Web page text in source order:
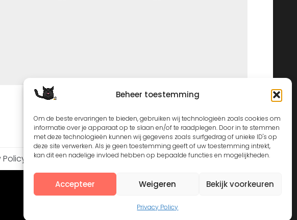
Beheer toestemming
Om de beste ervaringen te bieden, gebruiken wij technologieën zoals cookies om
informatie over je apparaat op te slaan en/of te raadplegen. Door in te stemmen
met deze technologieën kunnen wij gegevens zoals surfgedrag of unieke ID's op
deze site verwerken. Als je geen toestemming geeft of uw toestemming intrekt,
kan dit een nadelige invloed hebben op bepaalde functies en mogelijkheden.
Accepteer Weigeren Bekijk voorkeuren
Privacy Policy